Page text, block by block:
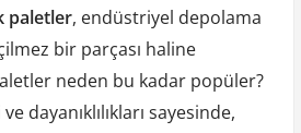
paletler, endüstriyel depolama
bir parçası haline
neden bu kadar popüler?
dayanıklılıkları sayesinde,